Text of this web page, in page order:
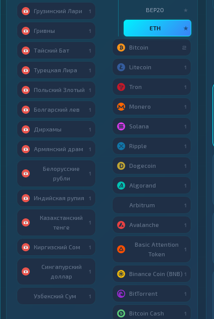
Грузинский Лари 1
Гривны 1
Тайский Бат 1
Турецкая Лира 1
Польский Злотый 1
Болгарский лев 1
Дирхамы 1
Армянский драм 1
Белорусские
рубли
1
Индийская рупия 1
Казахстанский
тенге
1
Киргизский Сом 1
Сингапурский
доллар
1
Узбекский Сум 1
BEP20 ★
ETH ★
Bitcoin 2
Litecoin 1
Tron 1
Monero 1
Solana 1
Ripple 1
Dogecoin 1
Algorand 1
Arbitrum 1
Avalanche 1
Basic Attention
Token
1
Binance Coin (BNB) 1
BitTorrent 1
Bitcoin Cash 1